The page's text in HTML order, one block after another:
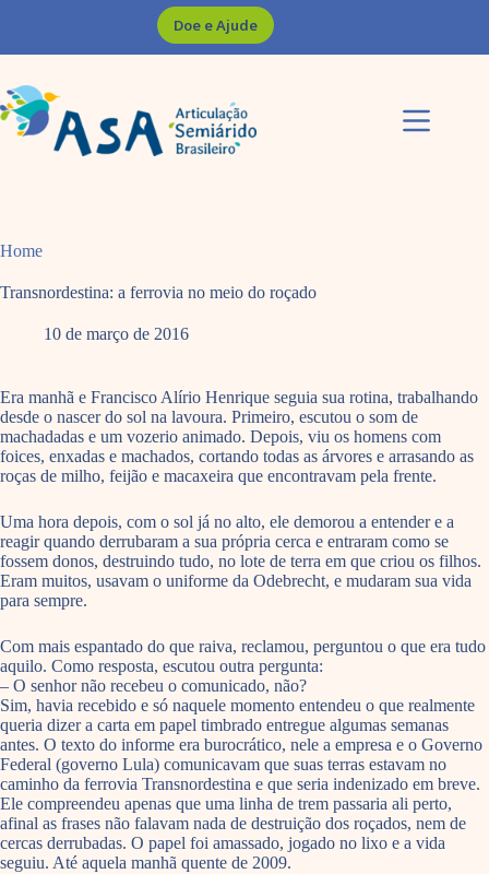
Doe e Ajude
Home
Transnordestina: a ferrovia no meio do roçado
10 de março de 2016
Era manhã e Francisco Alírio Henrique seguia sua rotina, trabalhando
desde o nascer do sol na lavoura. Primeiro, escutou o som de
machadadas e um vozerio animado. Depois, viu os homens com
foices, enxadas e machados, cortando todas as árvores e arrasando as
roças de milho, feijão e macaxeira que encontravam pela frente.
Uma hora depois, com o sol já no alto, ele demorou a entender e a
reagir quando derrubaram a sua própria cerca e entraram como se
fossem donos, destruindo tudo, no lote de terra em que criou os filhos.
Eram muitos, usavam o uniforme da Odebrecht, e mudaram sua vida
para sempre.
Com mais espantado do que raiva, reclamou, perguntou o que era tudo
aquilo. Como resposta, escutou outra pergunta:
– O senhor não recebeu o comunicado, não?
Sim, havia recebido e só naquele momento entendeu o que realmente
queria dizer a carta em papel timbrado entregue algumas semanas
antes. O texto do informe era burocrático, nele a empresa e o Governo
Federal (governo Lula) comunicavam que suas terras estavam no
caminho da ferrovia Transnordestina e que seria indenizado em breve.
Ele compreendeu apenas que uma linha de trem passaria ali perto,
afinal as frases não falavam nada de destruição dos roçados, nem de
cercas derrubadas. O papel foi amassado, jogado no lixo e a vida
seguiu. Até aquela manhã quente de 2009.